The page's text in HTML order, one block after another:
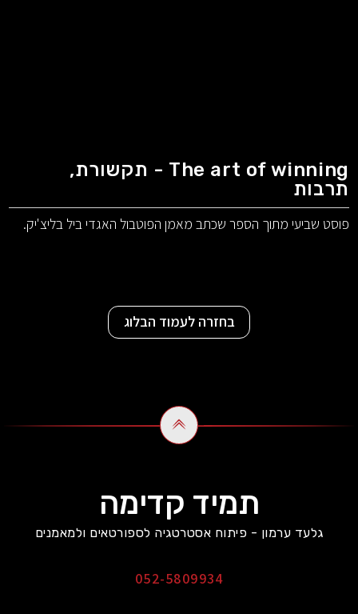
The art of winning - תקשורת,
תרבות
פוסט שביעי מתוך הספר שכתב מאמן הפוטבול האגדי ביל בליצ'יק.
בחזרה לעמוד הבלוג
תמיד קדימה
גלעד ערמון - פיתוח אסטרטגיה לספורטאים ולמאמנים
052-5809934